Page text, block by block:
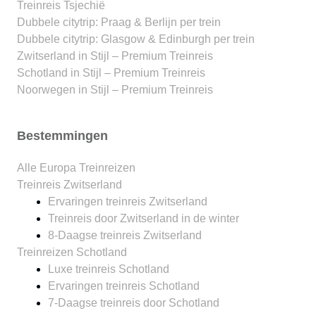
Treinreis Tsjechië
Dubbele citytrip: Praag & Berlijn per trein
Dubbele citytrip: Glasgow & Edinburgh per trein
Zwitserland in Stijl – Premium Treinreis
Schotland in Stijl – Premium Treinreis
Noorwegen in Stijl – Premium Treinreis
Bestemmingen
Alle Europa Treinreizen
Treinreis Zwitserland
Ervaringen treinreis Zwitserland
Treinreis door Zwitserland in de winter
8-Daagse treinreis Zwitserland
Treinreizen Schotland
Luxe treinreis Schotland
Ervaringen treinreis Schotland
7-Daagse treinreis door Schotland